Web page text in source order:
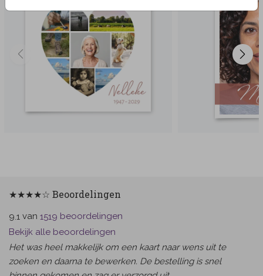
★★★★☆ Beoordelingen
9.1 van 1519 beoordelingen
Bekijk alle beoordelingen
Het was heel makkelijk om een kaart naar wens uit te
zoeken en daarna te bewerken. De bestelling is snel